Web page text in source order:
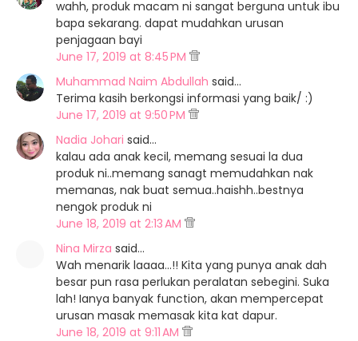
wahh, produk macam ni sangat berguna untuk ibu
bapa sekarang. dapat mudahkan urusan
penjagaan bayi
June 17, 2019 at 8:45 PM
Muhammad Naim Abdullah said…
Terima kasih berkongsi informasi yang baik/ :)
June 17, 2019 at 9:50 PM
Nadia Johari said…
kalau ada anak kecil, memang sesuai la dua
produk ni..memang sanagt memudahkan nak
memanas, nak buat semua..haishh..bestnya
nengok produk ni
June 18, 2019 at 2:13 AM
Nina Mirza said…
Wah menarik laaaa...!! Kita yang punya anak dah
besar pun rasa perlukan peralatan sebegini. Suka
lah! Ianya banyak function, akan mempercepat
urusan masak memasak kita kat dapur.
June 18, 2019 at 9:11 AM